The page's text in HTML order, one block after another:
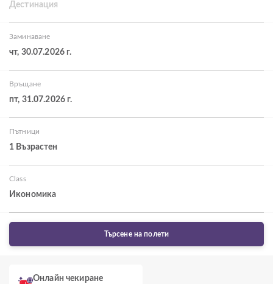
Дестинация
Заминаване
чт, 30.07.2026 г.
Връщане
пт, 31.07.2026 г.
Пътници
1 Възрастен
Class
Икономика
Търсене на полети
Онлайн чекиране